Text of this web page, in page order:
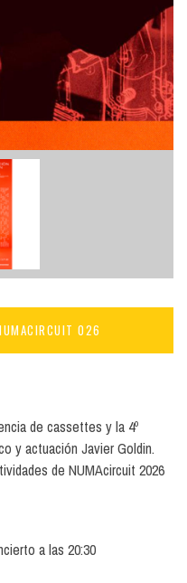
026
de cassettes y la 4º
y actuación Javier Goldin.
de NUMAcircuit 2026
a las 20:30